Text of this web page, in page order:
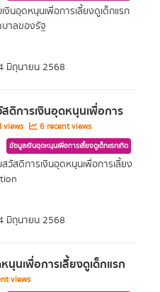
งินอุดหนุนเพื่อการเลี้ยงดูเด็กแรก
บาลของรัฐ
มิถุนายน 2568
ดิการเงินอุดหนุนเพื่อการ
views 6 recent views
ข้อมูลเงินอุดหนุนเพื่อการเลี้ยงดูเด็กแรกเกิด
สดิการเงินอุดหนุนเพื่อการเลี้ยง
มิถุนายน 2568
นุนเพื่อการเลี้ยงดูเด็กแรก
views